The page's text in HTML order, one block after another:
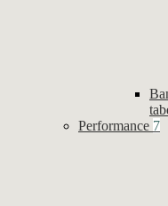
Performance 7